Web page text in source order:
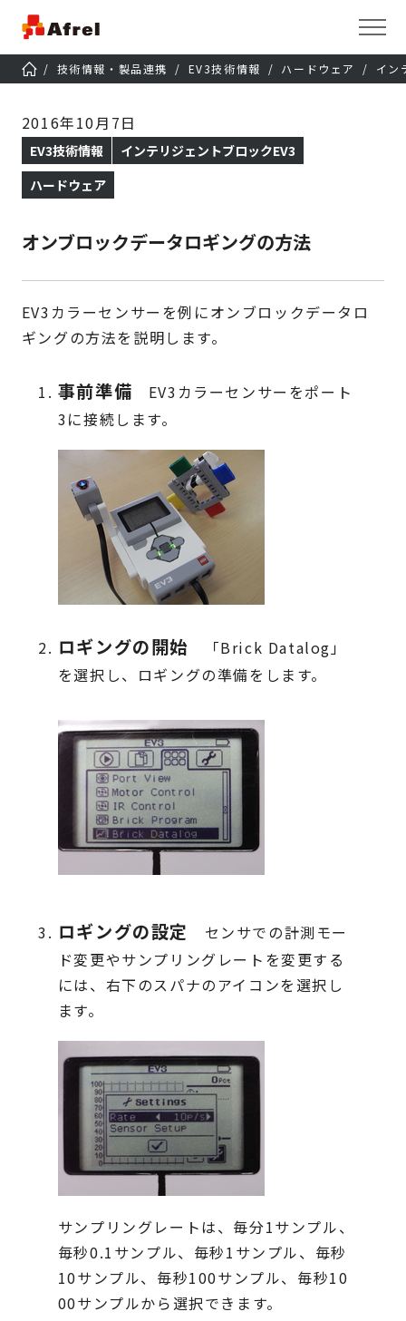
技術情報・製品連携 EV3技術情報 ハードウェア イン
2016年10月7日
EV3技術情報
インテリジェントブロックEV3
ハードウェア
オンブロックデータロギングの方法
EV3カラーセンサーを例にオンブロックデータロ
ギングの方法を説明します。
事前準備 EV3カラーセンサーをポート
3に接続します。
ロギングの開始 「Brick Datalog」
を選択し、ロギングの準備をします。
ロギングの設定
センサでの計測モー
ド変更やサンプリングレートを変更する
には、右下のスパナのアイコンを選択し
ます。
サンプリングレートは、毎分1サンプル、
毎秒0.1サンプル、毎秒1サンプル、毎秒
10サンプル、毎秒100サンプル、毎秒10
00サンプルから選択できます。